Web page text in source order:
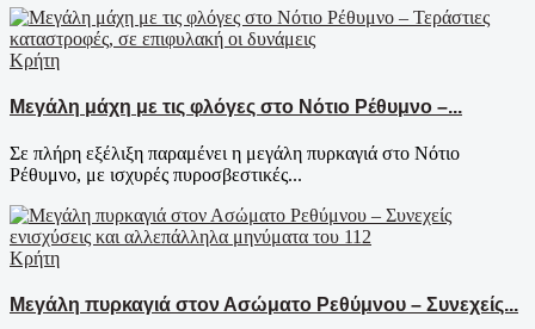
Κρήτη
Μεγάλη μάχη με τις φλόγες στο Νότιο Ρέθυμνο –...
Σε πλήρη εξέλιξη παραμένει η μεγάλη πυρκαγιά στο Νότιο
Ρέθυμνο, με ισχυρές πυροσβεστικές...
Κρήτη
Μεγάλη πυρκαγιά στον Ασώματο Ρεθύμνου – Συνεχείς...